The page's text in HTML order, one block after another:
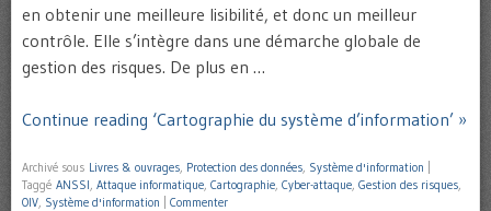
en obtenir une meilleure lisibilité, et donc un meilleur
contrôle. Elle s’intègre dans une démarche globale de
gestion des risques. De plus en …
Continue reading ‘Cartographie du système d’information’ »
Archivé sous Livres & ouvrages, Protection des données, Système d'information
Taggé ANSSI, Attaque informatique, Cartographie, Cyber-attaque, Gestion des risques,
OIV, Système d'information Commenter